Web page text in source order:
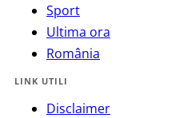
Sport
Ultima ora
România
LINK UTILI
Disclaimer